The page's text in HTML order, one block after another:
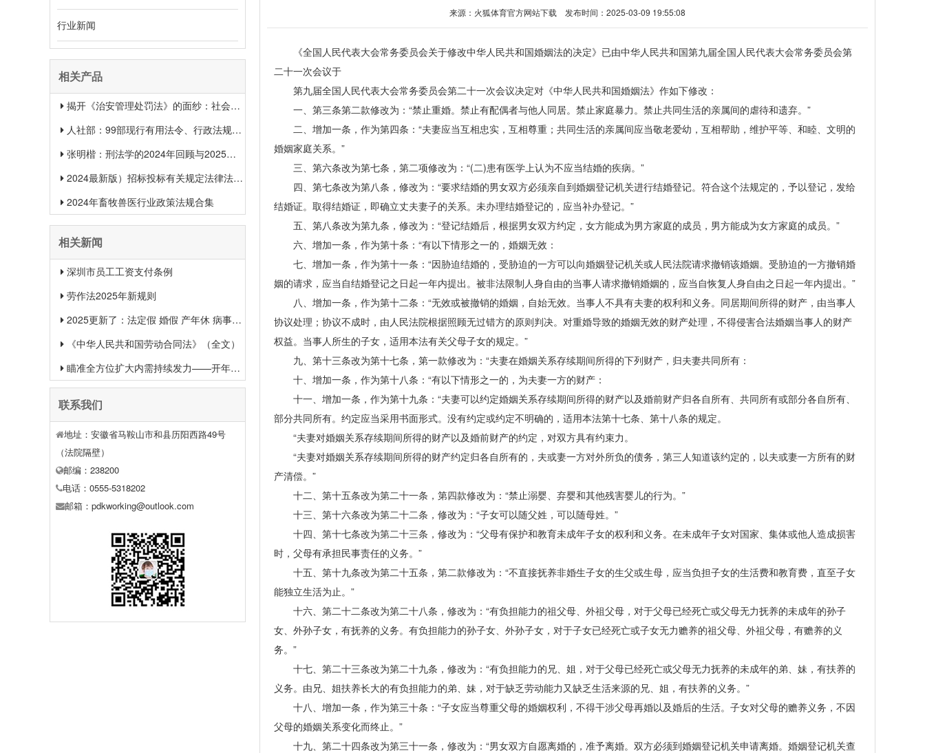
行业新闻
相关产品
揭开《治安管理处罚法》的面纱：社会治安权威指南
人社部：99部现行有用法令、行政法规、规章汇总（2025年1月更新）
张明楷：刑法学的2024年回顾与2025年展望
2024最新版）招标投标有关规定法律法规汇总＋适用范围 【收藏】
2024年畜牧兽医行业政策法规合集
相关新闻
深圳市员工工资支付条例
劳作法2025年新规则
2025更新了：法定假 婚假 产年休 病事假等26类规定和待遇一览
《中华人民共和国劳动合同法》（全文）
瞄准全方位扩大内需持续发力——开年中国经济一线观察之一
联系我们
地址：安徽省马鞍山市和县历阳西路49号
（法院隔壁）
邮编：238200
电话：0555-5318202
邮箱：pdkworking@outlook.com
来源： 火狐体育官方网站下载 发布时间：2025-03-09 19:55:08
《全国人民代表大会常务委员会关于修改中华人民共和国婚姻法的决定》已由中华人民共和国第九届全国人民代表大会常务委员会第
二十一次会议于
第九届全国人民代表大会常务委员会第二十一次会议决定对《中华人民共和国婚姻法》作如下修改：
一、第三条第二款修改为：“禁止重婚。禁止有配偶者与他人同居。禁止家庭暴力。禁止共同生活的亲属间的虐待和遗弃。”
二、增加一条，作为第四条：“夫妻应当互相忠实，互相尊重；共同生活的亲属间应当敬老爱幼，互相帮助，维护平等、和睦、文明的
婚姻家庭关系。”
三、第六条改为第七条，第二项修改为：“(二)患有医学上认为不应当结婚的疾病。”
四、第七条改为第八条，修改为：“要求结婚的男女双方必须亲自到婚姻登记机关进行结婚登记。符合这个法规定的，予以登记，发给
结婚证。取得结婚证，即确立丈夫妻子的关系。未办理结婚登记的，应当补办登记。”
五、第八条改为第九条，修改为：“登记结婚后，根据男女双方约定，女方能成为男方家庭的成员，男方能成为女方家庭的成员。”
六、增加一条，作为第十条：“有以下情形之一的，婚姻无效：
七、增加一条，作为第十一条：“因胁迫结婚的，受胁迫的一方可以向婚姻登记机关或人民法院请求撤销该婚姻。受胁迫的一方撤销婚
姻的请求，应当自结婚登记之日起一年内提出。被非法限制人身自由的当事人请求撤销婚姻的，应当自恢复人身自由之日起一年内提出。”
八、增加一条，作为第十二条：“无效或被撤销的婚姻，自始无效。当事人不具有夫妻的权利和义务。同居期间所得的财产，由当事人
协议处理；协议不成时，由人民法院根据照顾无过错方的原则判决。对重婚导致的婚姻无效的财产处理，不得侵害合法婚姻当事人的财产
权益。当事人所生的子女，适用本法有关父母子女的规定。”
九、第十三条改为第十七条，第一款修改为：“夫妻在婚姻关系存续期间所得的下列财产，归夫妻共同所有：
十、增加一条，作为第十八条：“有以下情形之一的，为夫妻一方的财产：
十一、增加一条，作为第十九条：“夫妻可以约定婚姻关系存续期间所得的财产以及婚前财产归各自所有、共同所有或部分各自所有、
部分共同所有。约定应当采用书面形式。没有约定或约定不明确的，适用本法第十七条、第十八条的规定。
“夫妻对婚姻关系存续期间所得的财产以及婚前财产的约定，对双方具有约束力。
“夫妻对婚姻关系存续期间所得的财产约定归各自所有的，夫或妻一方对外所负的债务，第三人知道该约定的，以夫或妻一方所有的财
产清偿。”
十二、第十五条改为第二十一条，第四款修改为：“禁止溺婴、弃婴和其他残害婴儿的行为。”
十三、第十六条改为第二十二条，修改为：“子女可以随父姓，可以随母姓。”
十四、第十七条改为第二十三条，修改为：“父母有保护和教育未成年子女的权利和义务。在未成年子女对国家、集体或他人造成损害
时，父母有承担民事责任的义务。”
十五、第十九条改为第二十五条，第二款修改为：“不直接抚养非婚生子女的生父或生母，应当负担子女的生活费和教育费，直至子女
能独立生活为止。”
十六、第二十二条改为第二十八条，修改为：“有负担能力的祖父母、外祖父母，对于父母已经死亡或父母无力抚养的未成年的孙子
女、外孙子女，有抚养的义务。有负担能力的孙子女、外孙子女，对于子女已经死亡或子女无力赡养的祖父母、外祖父母，有赡养的义
务。”
十七、第二十三条改为第二十九条，修改为：“有负担能力的兄、姐，对于父母已经死亡或父母无力抚养的未成年的弟、妹，有扶养的
义务。由兄、姐扶养长大的有负担能力的弟、妹，对于缺乏劳动能力又缺乏生活来源的兄、姐，有扶养的义务。”
十八、增加一条，作为第三十条：“子女应当尊重父母的婚姻权利，不得干涉父母再婚以及婚后的生活。子女对父母的赡养义务，不因
父母的婚姻关系变化而终止。”
十九、第二十四条改为第三十一条，修改为：“男女双方自愿离婚的，准予离婚。双方必须到婚姻登记机关申请离婚。婚姻登记机关查